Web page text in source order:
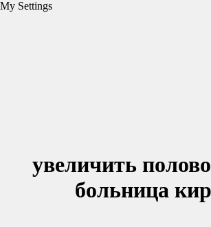
My Settings
увеличить
больница